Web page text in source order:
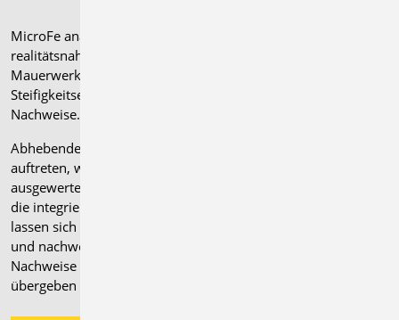
MicroFe analysiert Platten, Scheiben und Faltwerke
realitätsnah in 2D- und 3D-FE-Modellen. Spezielle
Mauerwerkslager für Wände und Stützen mit automatischer
Steifigkeitsermittlung nach Eurocode 6 sorgen für präzise
Nachweise.
Abhebende Kräfte, wie sie bei mehrseitig gelagerten Platten
auftreten, werden zuverlässig erkannt und ingenieurmäßig
ausgewertet. Ein besonderes Merkmal der mb WorkSuite ist
die integrierte Aussteifungsberechnung: Mauerwerkswände
lassen sich als Teil eines Aussteifungssystems modellieren
und nachweisen. Auflagerkräfte können für weiterführende
Nachweise direkt in MicroFe genutzt oder an BauStatik
übergeben werden.